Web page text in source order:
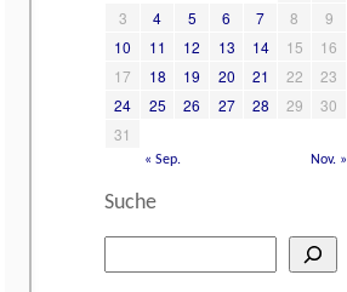
3
4 5 6 7 8
9
10
11 12 13 14 15
16
17
18 19 20 21 22
23
24
25 26 27 28 29
30
31
« Sep. Nov. »
Suche